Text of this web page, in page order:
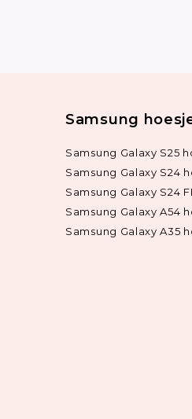
Samsung
Samsung Galaxy S25
Samsung Galaxy S24
Samsung Galaxy S24
Samsung Galaxy A54
Samsung Galaxy A35